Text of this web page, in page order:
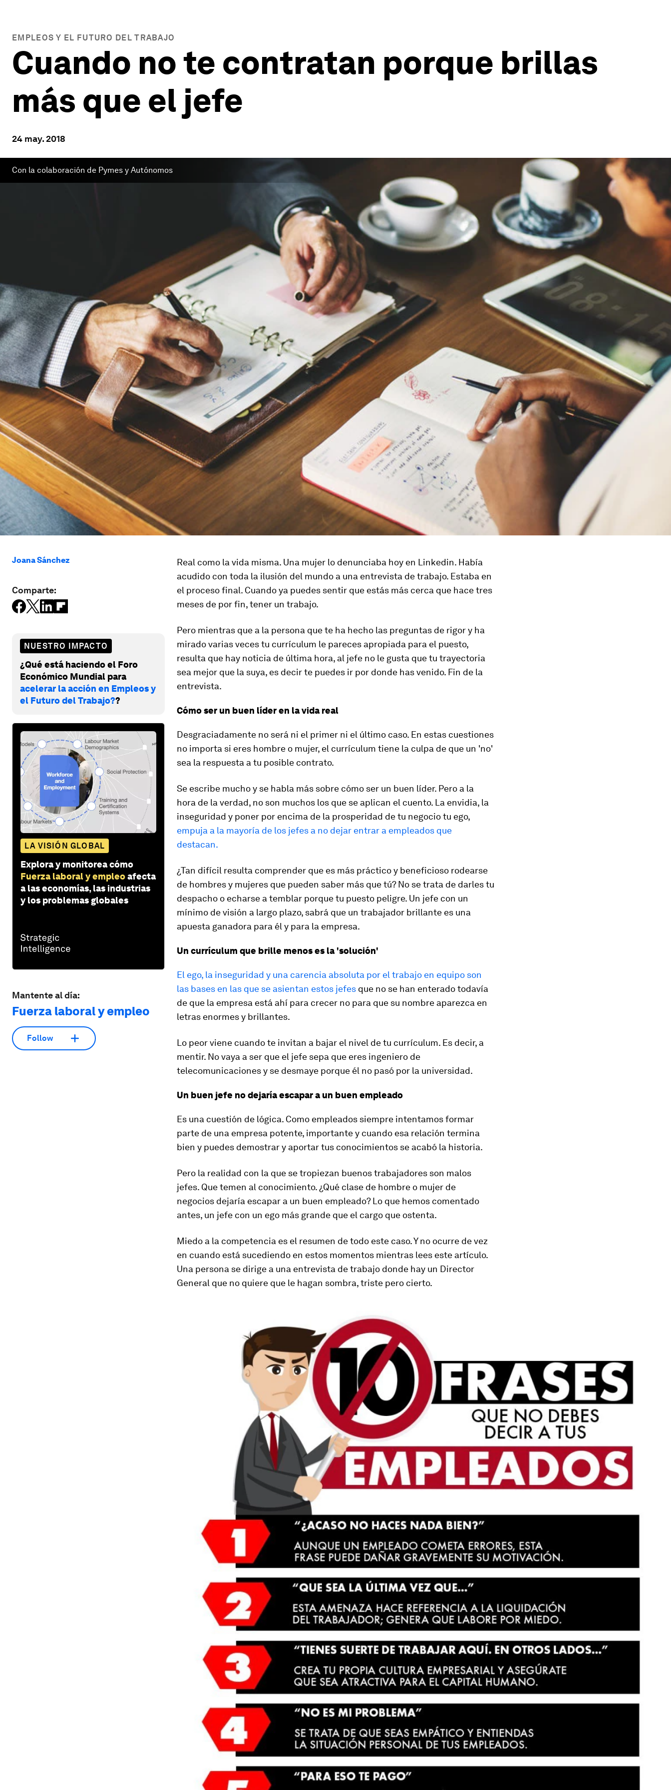
EMPLEOS Y EL FUTURO DEL TRABAJO
Cuando no te contratan porque brillas
más que el jefe
24 may. 2018
Con la colaboración de Pymes y Autónomos
Joana Sánchez
Comparte:
NUESTRO IMPACTO
¿Qué está haciendo el Foro
Económico Mundial para
acelerar la acción en Empleos y
el Futuro del Trabajo??
LA VISIÓN GLOBAL
Explora y monitorea cómo
Fuerza laboral y empleoafecta
a las economías, las industrias
y los problemas globales
Mantente al día:
Fuerza laboral y empleo
Follow
Real como la vida misma. Una mujer lo denunciaba hoy en Linkedin. Había
acudido con toda la ilusión del mundo a una entrevista de trabajo. Estaba en
el proceso final. Cuando ya puedes sentir que estás más cerca que hace tres
meses de por fin, tener un trabajo.
Pero mientras que a la persona que te ha hecho las preguntas de rigor y ha
mirado varias veces tu currículum le pareces apropiada para el puesto,
resulta que hay noticia de última hora, al jefe no le gusta que tu trayectoria
sea mejor que la suya, es decir te puedes ir por donde has venido. Fin de la
entrevista.
Cómo ser un buen líder en la vida real
Desgraciadamente no será ni el primer ni el último caso. En estas cuestiones
no importa si eres hombre o mujer, el currículum tiene la culpa de que un 'no'
sea la respuesta a tu posible contrato.
Se escribe mucho y se habla más sobre cómo ser un buen líder. Pero a la
hora de la verdad, no son muchos los que se aplican el cuento. La envidia, la
inseguridad y poner por encima de la prosperidad de tu negocio tu ego,
empuja a la mayoría de los jefes a no dejar entrar a empleados que
destacan.
¿Tan difícil resulta comprender que es más práctico y beneficioso rodearse
de hombres y mujeres que pueden saber más que tú? No se trata de darles tu
despacho o echarse a temblar porque tu puesto peligre. Un jefe con un
mínimo de visión a largo plazo, sabrá que un trabajador brillante es una
apuesta ganadora para él y para la empresa.
Un currículum que brille menos es la 'solución'
El ego, la inseguridad y una carencia absoluta por el trabajo en equipo son
las bases en las que se asientan estos jefes que no se han enterado todavía
de que la empresa está ahí para crecer no para que su nombre aparezca en
letras enormes y brillantes.
Lo peor viene cuando te invitan a bajar el nivel de tu currículum. Es decir, a
mentir. No vaya a ser que el jefe sepa que eres ingeniero de
telecomunicaciones y se desmaye porque él no pasó por la universidad.
Un buen jefe no dejaría escapar a un buen empleado
Es una cuestión de lógica. Como empleados siempre intentamos formar
parte de una empresa potente, importante y cuando esa relación termina
bien y puedes demostrar y aportar tus conocimientos se acabó la historia.
Pero la realidad con la que se tropiezan buenos trabajadores son malos
jefes. Que temen al conocimiento. ¿Qué clase de hombre o mujer de
negocios dejaría escapar a un buen empleado? Lo que hemos comentado
antes, un jefe con un ego más grande que el cargo que ostenta.
Miedo a la competencia es el resumen de todo este caso. Y no ocurre de vez
en cuando está sucediendo en estos momentos mientras lees este artículo.
Una persona se dirige a una entrevista de trabajo donde hay un Director
General que no quiere que le hagan sombra, triste pero cierto.